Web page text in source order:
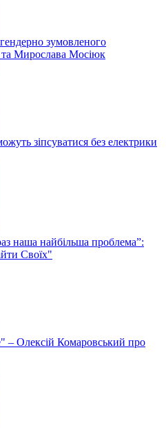
зумовленого
та Мирослава Мосіюк
зіпсуватися без електрики
наша найбільша проблема”:
Своїх"
– Олексій Комаровський про